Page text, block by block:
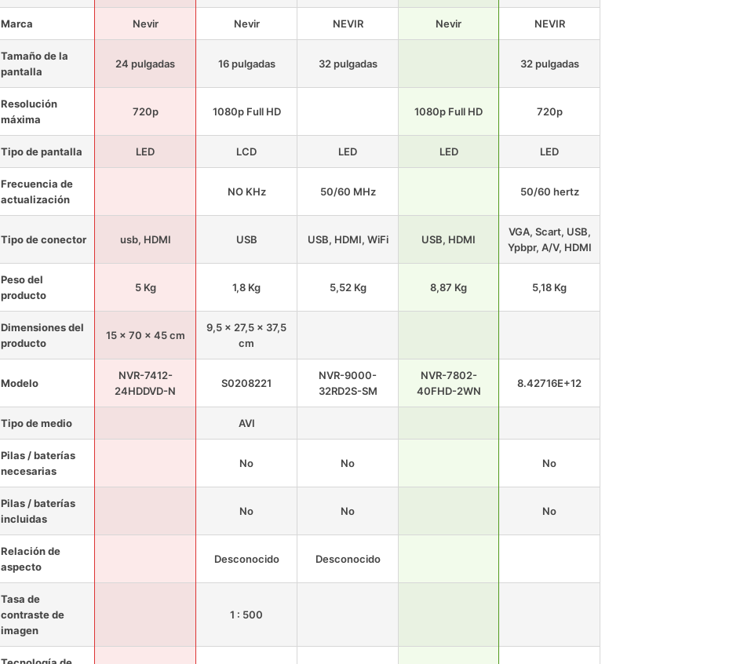
Marca Nevir Nevir NEVIR Nevir NEVIR
Tamaño de la
pantalla
24 pulgadas 16 pulgadas 32 pulgadas 32 pulgadas
Resolución
máxima
720p 1080p Full HD 1080p Full HD 720p
Tipo de pantalla LED LCD LED LED LED
Frecuencia de
actualización
NO KHz 50/60 MHz 50/60 hertz
Tipo de conector usb, HDMI USB USB, HDMI, WiFi USB, HDMI
VGA, Scart, USB,
Ypbpr, A/V, HDMI
Peso del
producto
5 Kg 1,8 Kg 5,52 Kg 8,87 Kg 5,18 Kg
Dimensiones del
producto
15 x 70 x 45 cm
9,5 x 27,5 x 37,5
cm
Modelo
NVR-7412-
24HDDVD-N
S0208221
NVR-9000-
32RD2S-SM
NVR-7802-
40FHD-2WN
8.42716E+12
Tipo de medio AVI
Pilas / baterías
necesarias
No No No
Pilas / baterías
incluidas
No No No
Relación de
aspecto
Desconocido Desconocido
Tasa de
contraste de
imagen
1 : 500